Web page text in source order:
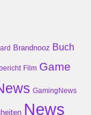
Brandnooz Buch
Film Game
GamingNews
News